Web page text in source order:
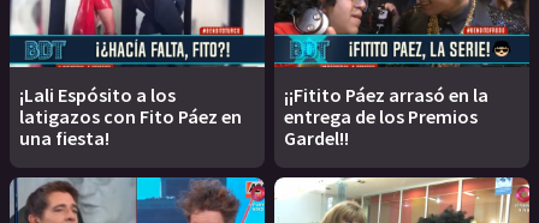
¡Lali Espósito a los
latigazos con Fito Páez en
una fiesta!
¡¡Fitito Páez arrasó en la
entrega de los Premios
Gardel!!